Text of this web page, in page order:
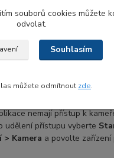
notebook
Windows 10, může
nemají přístup k
udělení přístupu vyberte
> Kamera a povolte zařízení
souborů cookies můžete
odvolat.
Souhlasím
můžete odmítnout zde.